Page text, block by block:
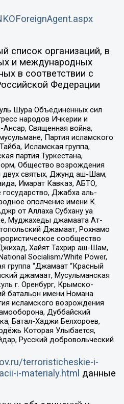
список организаций, в
и международных
в соответствии с
Федерации
Шура Объединенных сил
народов Ичкерии и
Ансар, Священная война,
Партия исламского
Исламская группа,
партия Туркестана,
Общество возрождения
двух святых, Джунд аш-Шам,
Имарат Кавказ, АБТО,
Джабха аль-
ополчение имени К.
от Аллаха Субхану уа
Муджахеды джамаата Ат-
Джамаат, Рохнамо
сообщество
Хайят Тахрир аш-Шам,
Socialism/White Power,
группа “Джамаат “Красный
джамаат, Мусульманская
г. Оренбург, Крымско-
батальон имени Номана
исламского возрождения
Дуббайский
Батал-Хаджи Белхороев,
Которая Улыбается,
Русский добровольческий
terroristicheskie-i-
i-materialy.html данные